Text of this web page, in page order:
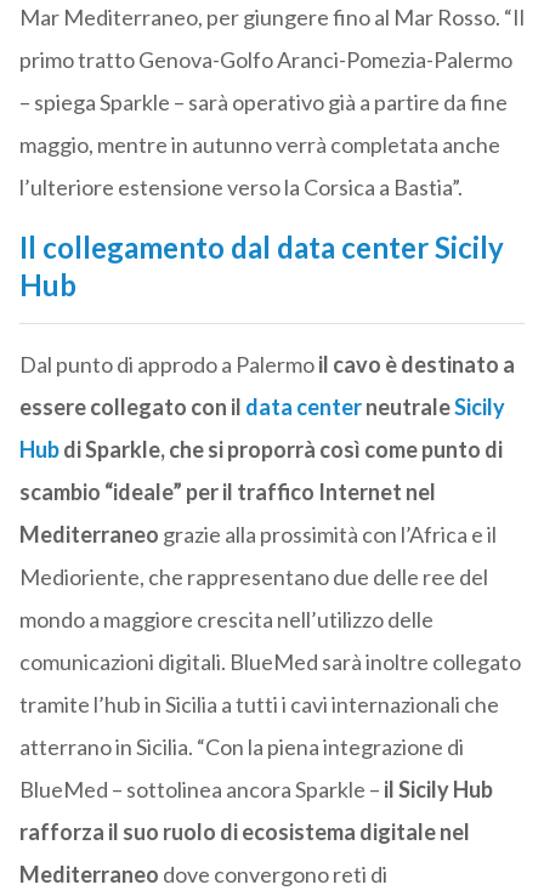
Mar Mediterraneo, per giungere fino al Mar Rosso. “Il
primo tratto Genova-Golfo Aranci-Pomezia-Palermo
– spiega Sparkle – sarà operativo già a partire da fine
maggio, mentre in autunno verrà completata anche
l’ulteriore estensione verso la Corsica a Bastia”.
Il collegamento dal data center Sicily
Hub
Dal punto di approdo a Palermoil cavo è destinato a
essere collegato con il data centerneutraleSicily
Hubdi Sparkle, che si proporrà così come punto di
scambio “ideale” per il traffico Internet nel
Mediterraneo grazie alla prossimità con l’Africa e il
Medioriente, che rappresentano due delle ree del
mondo a maggiore crescita nell’utilizzo delle
comunicazioni digitali. BlueMed sarà inoltre collegato
tramite l’hub in Sicilia a tutti i cavi internazionali che
atterrano in Sicilia. “Con la piena integrazione di
BlueMed – sottolinea ancora Sparkle – il Sicily Hub
rafforza il suo ruolo di ecosistema digitale nel
Mediterraneo dove convergono reti di